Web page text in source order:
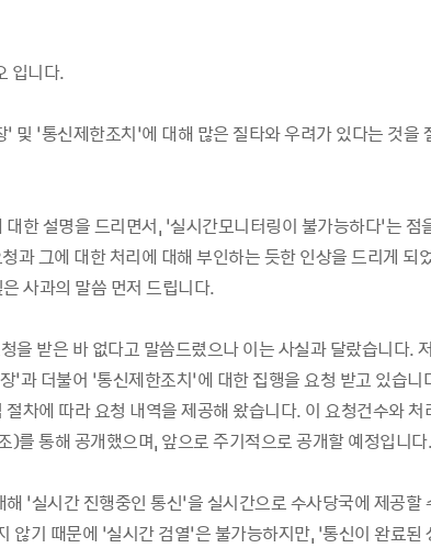
입니다.
및 ‘통신제한조치’에 대해 많은 질타와 우려가 있다는 것을
한 설명을 드리면서, ‘실시간모니터링이 불가능하다’는
과 그에 대한 처리에 대해 부인하는 듯한 인상을 드리게 되
사과의 말씀 먼저 드립니다.
을 받은 바 없다고 말씀드렸으나 이는 사실과 달랐습니다.
’과 더불어 ‘통신제한조치’에 대한 집행을 요청 받고 있습
차에 따라 요청 내역을 제공해 왔습니다. 이 요청건수와 처
)를 통해 공개했으며, 앞으로 주기적으로 공개할 예정입니다.
‘실시간 진행중인 통신’을 실시간으로 수사당국에 제공할
않기 때문에 ‘실시간 검열’은 불가능하지만, ‘통신이 완료된